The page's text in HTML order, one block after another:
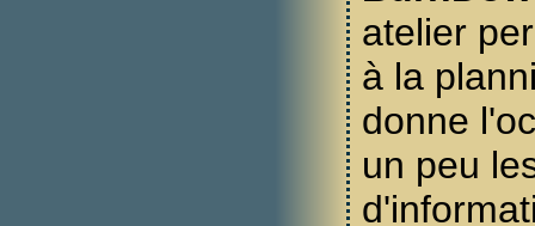
atelier
à la
donne
un peu